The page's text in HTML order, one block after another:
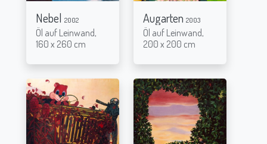
Nebel 2002
Öl auf Leinwand,
160 x 260 cm
Augarten 2003
Öl auf Leinwand,
200 x 200 cm